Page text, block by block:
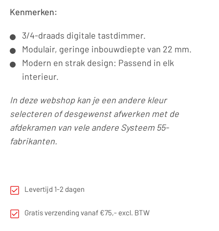
Kenmerken:
3/4-draads digitale tastdimmer.
Modulair, geringe inbouwdiepte van 22 mm.
Modern en strak design: Passend in elk
interieur.
In deze webshop kan je een andere kleur
selecteren of desgewenst afwerken met de
afdekramen van vele andere Systeem 55-
fabrikanten.
Levertijd 1-2 dagen
Gratis verzending vanaf €75,- excl. BTW